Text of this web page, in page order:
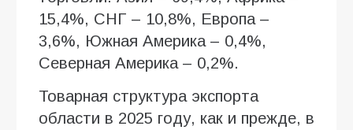
15,4%, СНГ – 10,8%, Европа –
3,6%, Южная Америка – 0,4%,
Северная Америка – 0,2%.
Товарная структура экспорта
области в 2025 году, как и прежде, в